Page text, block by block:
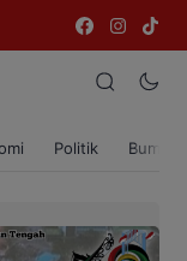
Politik Bumi